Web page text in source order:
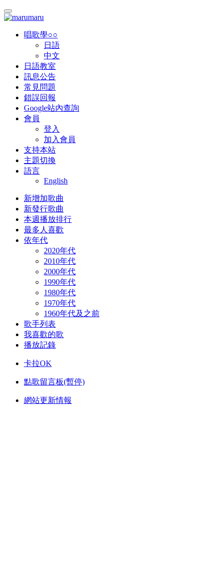
唱歌學○○
日語
中文
日語教室
訊息公告
常見問題
錯誤回報
Google站內查詢
會員
登入
加入會員
支持本站
主題切換
語言
English
新增加歌曲
新發行歌曲
本週播放排行
最多人喜歡
依年代
2020年代
2010年代
2000年代
1990年代
1980年代
1970年代
1960年代及之前
歌手列表
我喜歡的歌
播放記錄
卡拉OK
點歌留言板(暫停)
網站更新情報